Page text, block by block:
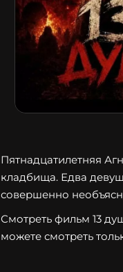
Пятнадцатилетняя
кладбища. Едва
совершенно
Смотреть фильм 13
можете смотреть